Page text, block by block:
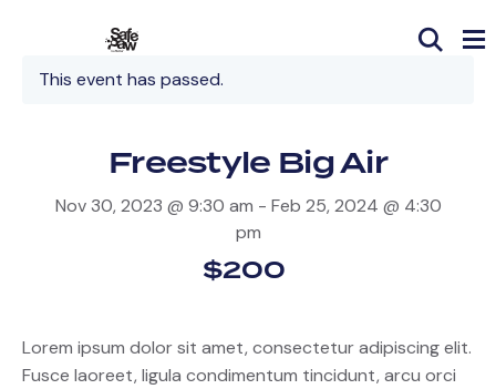
This event has passed.
Freestyle Big Air
Nov 30, 2023 @ 9:30 am - Feb 25, 2024 @ 4:30
pm
$200
Lorem ipsum dolor sit amet, consectetur adipiscing elit.
Fusce laoreet, ligula condimentum tincidunt, arcu orci